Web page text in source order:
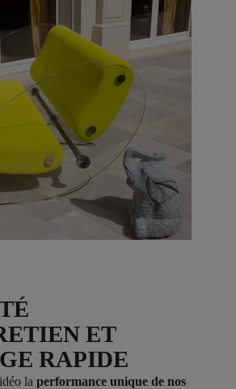
ET
RAPIDE
la performance unique de nos